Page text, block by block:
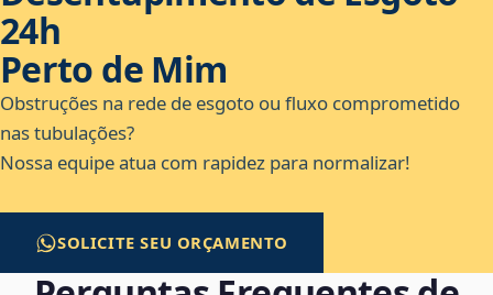
24h
Perto de Mim
Obstruções na rede de esgoto ou fluxo comprometido
nas tubulações?
Nossa equipe atua com rapidez para normalizar!
SOLICITE SEU ORÇAMENTO